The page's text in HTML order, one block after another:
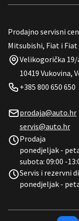
Prodajno servisni
Mitsubishi, Fiat i
Velikogorička 19/
10419 Vukovina,
+385 800 650 650
prodaja@auto.hr
servis@auto.hr
Prodaja
ponedjeljak -
subota: 09:00 -
Servis i rezervni
ponedjeljak -